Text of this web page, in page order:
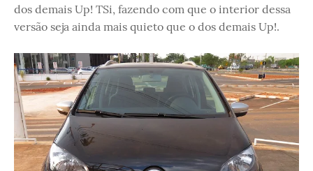
dos demais Up! TSi, fazendo com que o interior dessa
versão seja ainda mais quieto que o dos demais Up!.